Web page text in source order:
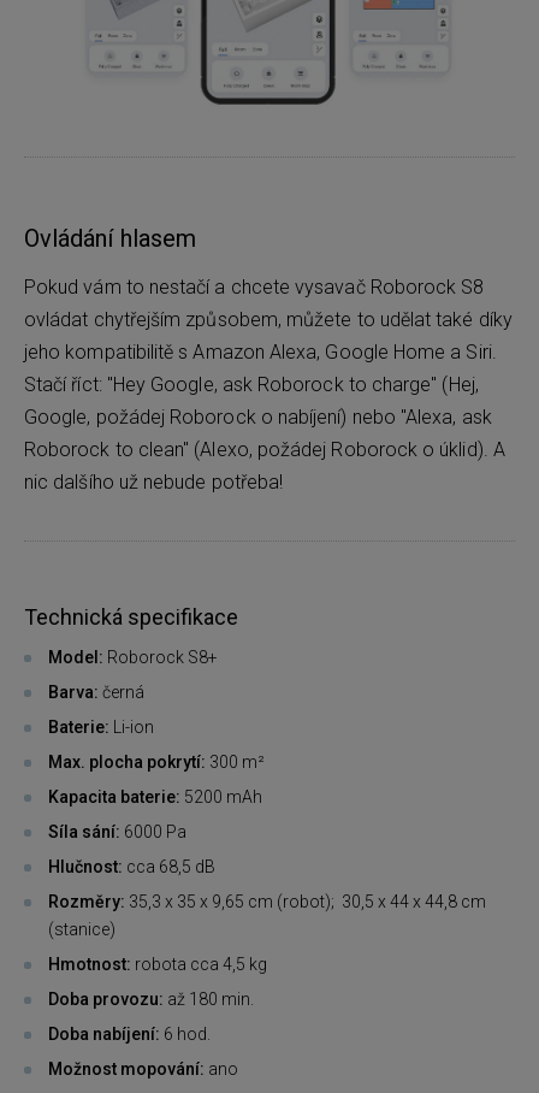
Ovládání hlasem
Pokud vám to nestačí a chcete vysavač Roborock S8
ovládat chytřejším způsobem, můžete to udělat také díky
jeho kompatibilitě s Amazon Alexa, Google Home a Siri.
Stačí říct: "Hey Google, ask Roborock to charge" (Hej,
Google, požádej Roborock o nabíjení) nebo "Alexa, ask
Roborock to clean" (Alexo, požádej Roborock o úklid). A
nic dalšího už nebude potřeba!
Technická specifikace
Model: Roborock S8+
Barva: černá
Baterie: Li-ion
Max. plocha pokrytí: 300 m²
Kapacita baterie: 5200 mAh
Síla sání: 6000 Pa
Hlučnost: cca 68,5 dB
Rozměry: 35,3 x 35 x 9,65 cm (robot); 30,5 x 44 x 44,8 cm
(stanice)
Hmotnost: robota cca 4,5 kg
Doba provozu: až 180 min.
Doba nabíjení: 6 hod.
Možnost mopování: ano